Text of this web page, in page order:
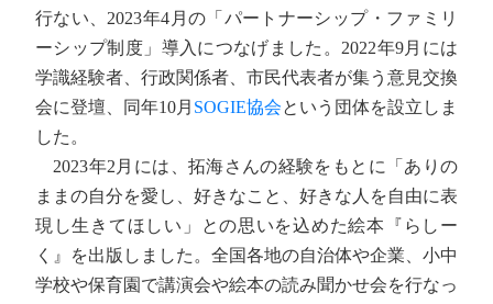
行ない、2023年4月の「パートナーシップ・ファミリ
ーシップ制度」導入につなげました。2022年9月には
学識経験者、行政関係者、市民代表者が集う意見交換
会に登壇、同年10月 SOGIE協会という団体を設立しま
した。
2023年2月には、拓海さんの経験をもとに「ありの
ままの自分を愛し、好きなこと、好きな人を自由に表
現し生きてほしい」との思いを込めた絵本『らしー
く』を出版しました。全国各地の自治体や企業、小中
学校や保育園で講演会や絵本の読み聞かせ会を行なっ